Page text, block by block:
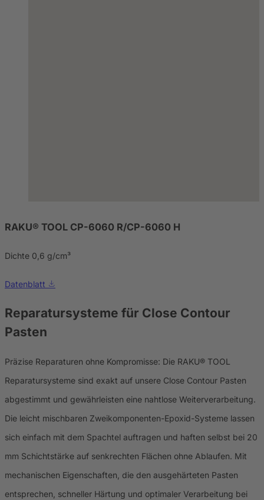
RAKU® TOOL CP-6060 R/CP-6060 H
Dichte 0,6 g/cm³
Datenblatt
Reparatursysteme für Close Contour
Pasten
Präzise Reparaturen ohne Kompromisse: Die RAKU® TOOL
Reparatursysteme sind exakt auf unsere Close Contour Pasten
abgestimmt und gewährleisten eine nahtlose Weiterverarbeitung.
Die leicht mischbaren Zweikomponenten-Epoxid-Systeme lassen
sich einfach mit dem Spachtel auftragen und haften selbst bei 20
mm Schichtstärke auf senkrechten Flächen ohne Ablaufen. Mit
mechanischen Eigenschaften, die den ausgehärteten Pasten
entsprechen, schneller Härtung und optimaler Verarbeitung bei